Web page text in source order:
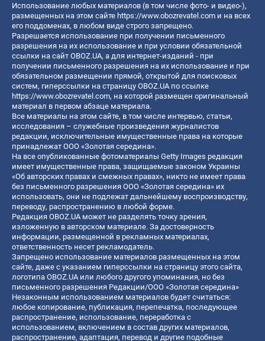
Использование любых материалов (в том числе фото- и видео-),
размещенных на этом сайте https://www.obozrevatel.com и на всех
его поддоменах, в любом виде строго запрещено.
Разрешается использование при получении письменного
разрешения на их использование и при условии обязательной
ссылки на сайт OBOZ.UA, а для интернет-изданий - при
получении письменного разрешения на их использование и при
обязательном размещении прямой, открытой для поисковых
систем, гиперссылки на страницу OBOZ.UA по ссылке
https://www.obozrevatel.com, на которой размещен оригинальный
материал в первом абзаце материала.
Все материалы на этом сайте, в том числе интервью, статьи,
исследования – служебные произведения журналистов
редакции, исключительные имущественные права на которые
принадлежат ООО «Золотая середина».
На все опубликованные фотоматериалы Getty Images редакция
имеет имущественные права, защищаемые законом Украины
«Об авторских правах и смежных правах», никто не имеет права
без письменного разрешения ООО «Золотая середина» их
использовать, они не подлежат дальнейшему воспроизводству,
переводу, распространению в любой форме.
Редакция OBOZ.UA может не разделять точку зрения,
изложенную в авторском материале. За достоверность
информации, размещенной в рекламных материалах,
ответственность несет рекламодатель.
Запрещено использование материалов размещенных на этом
сайте, даже с указанием гиперссылки на страницу этого сайта,
логотипа OBOZ.UA или любого другого упоминания, но без
письменного разрешения Редакции/ООО «Золотая середина»
Незаконным использованием материалов будет считаться:
любое копирование, публикация, перепечатка, последующее
распространение, использование, переработка с
использованием, включением в состав других материалов,
распространение, адаптация, перевод и другие подобные